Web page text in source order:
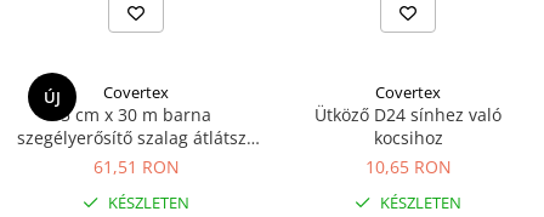
ÚJ Covertex
5 cm x 30 m barna
szegélyerősítő szalag átlátszó
PVC fóliához
61,51 RON
KÉSZLETEN
Covertex
Ütköző D24 sínhez való
kocsihoz
10,65 RON
KÉSZLETEN